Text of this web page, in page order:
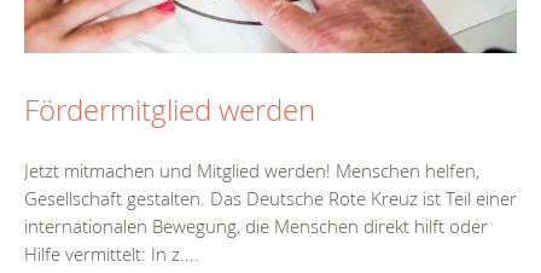
Fördermitglied werden
Jetzt mitmachen und Mitglied werden! Menschen helfen,
Gesellschaft gestalten. Das Deutsche Rote Kreuz ist Teil einer
internationalen Bewegung, die Menschen direkt hilft oder
Hilfe vermittelt: In z....